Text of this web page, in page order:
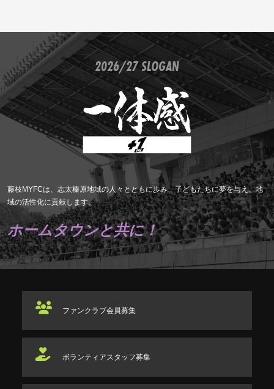
2026/27 SLOGAN
藤枝MYFCは、志太榛原地域の人々とともに歩み、子どもたちに夢を与え、地
域の活性化に貢献します。
ホームタウンと共に！
ファンクラブ会員募集
ボランティアスタッフ募集